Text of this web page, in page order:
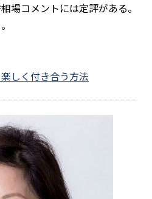
場コメントには定評がある。
しく付き合う方法